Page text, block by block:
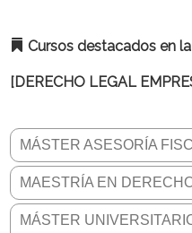
Cursos destacados en
[DERECHO LEGAL
MÁSTER ASESORÍA
MAESTRÍA EN
MÁSTER